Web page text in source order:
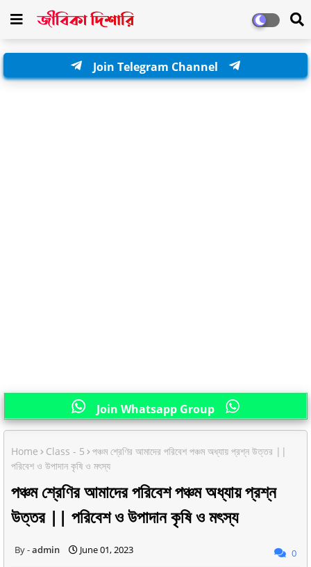
Join Telegram Channel
Join Whatsapp Group
Home Class - 5
পঞ্চম শ্রেণির আমাদের পরিবেশ পঞ্চম অধ্যায় প্রশ্ন উত্তর ||
পরিবেশ ও উপাদান কৃষি ও মৎস্য
পঞ্চম শ্রেণির আমাদের পরিবেশ পঞ্চম অধ্যায় প্রশ্ন
উত্তর || পরিবেশ ও উপাদান কৃষি ও মৎস্য
admin June 01, 2023 0